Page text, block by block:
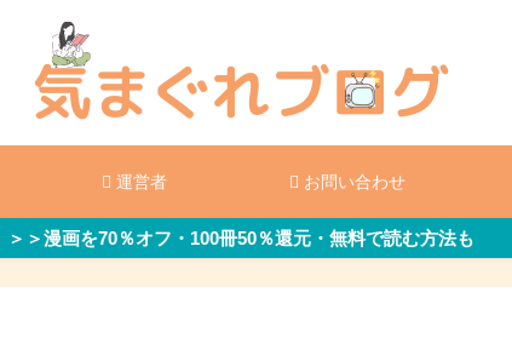
運営者 お問い合わせ
＞＞漫画を70％オフ・100冊50％還元・無料で読む方法も